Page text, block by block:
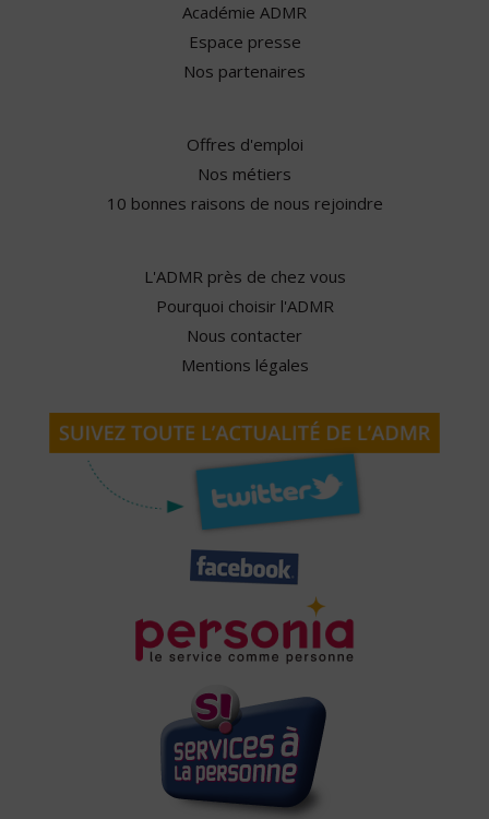
Académie ADMR
Espace presse
Nos partenaires
Offres d'emploi
Nos métiers
10 bonnes raisons de nous rejoindre
L'ADMR près de chez vous
Pourquoi choisir l'ADMR
Nous contacter
Mentions légales